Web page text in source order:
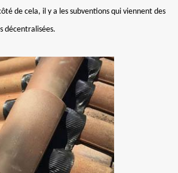
de cela, il y a les subventions qui viennent des
décentralisées.